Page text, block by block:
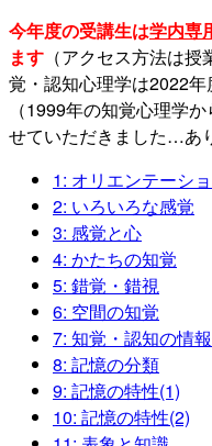
今年度の受講生は学内専
ます （アクセス方法は授
覚・認知心理学は2022
（1999年の知覚心理学
せていただきました…あ
1: オリエンテーシ
2: いろいろな感覚
3: 感覚と心
4: かたちの知覚
5: 錯覚・錯視
6: 空間の知覚
7: 知覚・認知の情
8: 記憶の分類
9: 記憶の特性(1)
10: 記憶の特性(2)